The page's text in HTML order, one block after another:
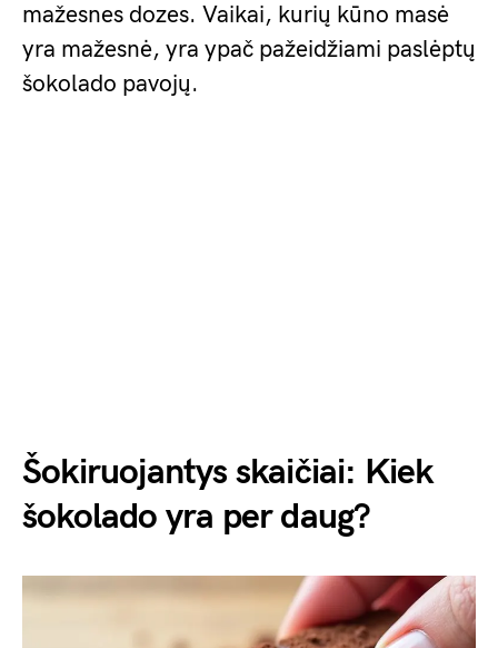
mažesnes dozes. Vaikai, kurių kūno masė
yra mažesnė, yra ypač pažeidžiami paslėptų
šokolado pavojų.
Šokiruojantys skaičiai: Kiek
šokolado yra per daug?